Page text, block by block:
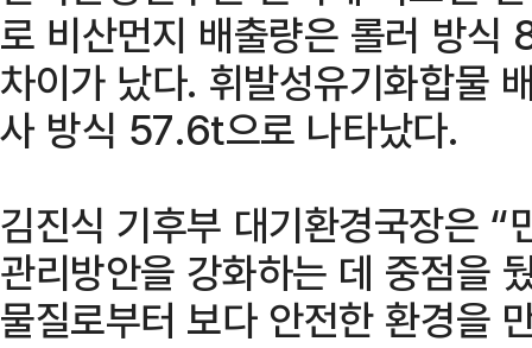
로 비산먼지 배출량은 롤러 방
차이가 났다. 휘발성유기화합물
사 방식 57.6t으로 나타났다.
김진식 기후부 대기환경국장은 “
관리방안을 강화하는 데 중점을
물질로부터 보다 안전한 환경을